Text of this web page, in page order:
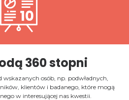
360 stopni
osób, np. podwładnych,
klientów i badanego, które mogą
w interesującej nas kwestii.